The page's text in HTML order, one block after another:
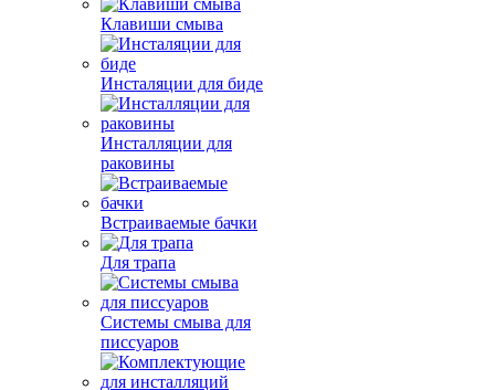
Клавиши смыва
Инсталяции для биде
Инсталляции для
раковины
Встраиваемые бачки
Для трапа
Системы смыва для
писсуаров